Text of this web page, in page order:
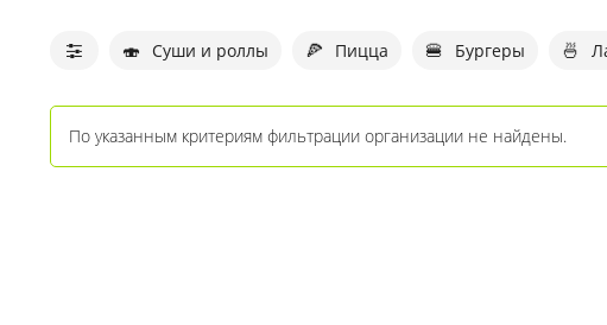
организаций
🍣 Суши и роллы 🍕 Пицца 🍔 Бургеры 🍜
Список
По указанным критериям фильтрации организации не найдены.